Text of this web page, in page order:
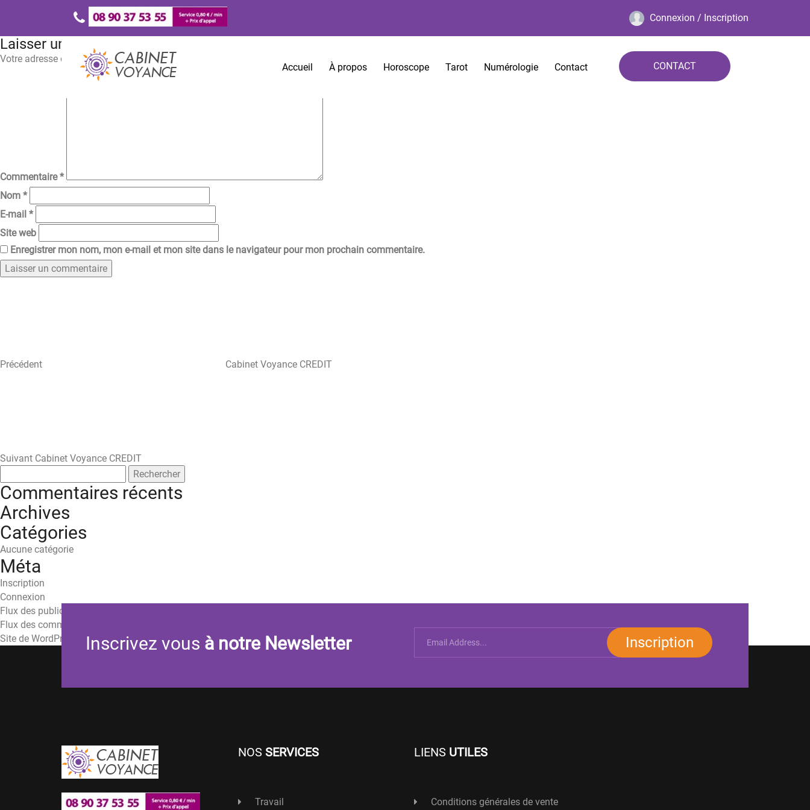
Connexion / Inscription
Accueil À propos Horoscope Tarot Numérologie Contact CONTACT
Laisser un commentaire
Votre adresse e-mail ne sera pas publiée. Les champs obligatoires sont indiqués avec
Commentaire*
Nom *
E-mail *
Site web
Enregistrer mon nom, mon e-mail et mon site dans le navigateur pour mon prochain commentaire.
Précédent
Cabinet Voyance CREDIT
Suivant Cabinet Voyance CREDIT
Commentaires récents
Archives
Catégories
Aucune catégorie
Méta
Inscription
Connexion
Flux des publications
Flux des commentaires
Site de WordPress-FRInscrivez vous à notre Newsletter Inscription
NOS SERVICES
Travail
LIENS UTILES
Conditions générales de vente